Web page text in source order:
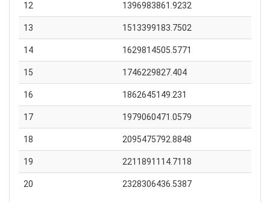
12 1396983861.9232
13 1513399183.7502
14 1629814505.5771
15 1746229827.404
16 1862645149.231
17 1979060471.0579
18 2095475792.8848
19 2211891114.7118
20 2328306436.5387